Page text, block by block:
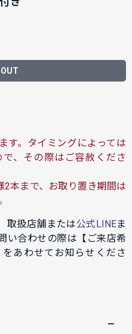
す。タイミングによっては
、その際はご容赦くださ
本まで、お取り置き期間は
取扱店舗または公式LINEま
い合わせの際は【ご来店希
あわせてお知らせくださ